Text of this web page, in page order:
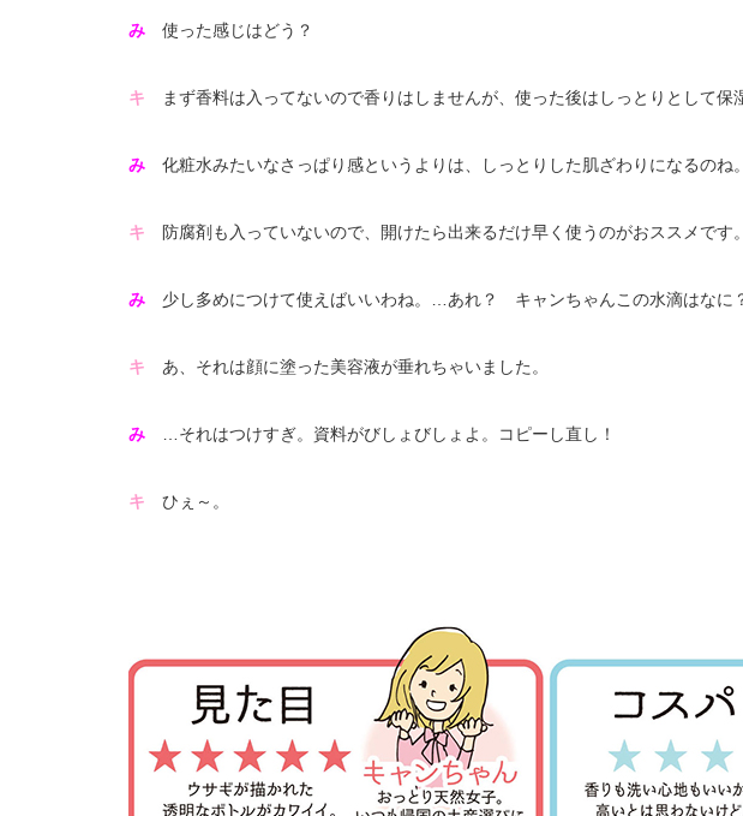
み 使った感じはどう？
キ まず香料は入ってないので香りはしませんが、使った後はしっとりとして保
み 化粧水みたいなさっぱり感というよりは、しっとりした肌ざわりになるのね。
キ 防腐剤も入っていないので、開けたら出来るだけ早く使うのがおススメです。
み 少し多めにつけて使えばいいわね。…あれ？ キャンちゃんこの水滴はなに
キ あ、それは顔に塗った美容液が垂れちゃいました。
み …それはつけすぎ。資料がびしょびしょよ。コピーし直し！
キ ひぇ～。